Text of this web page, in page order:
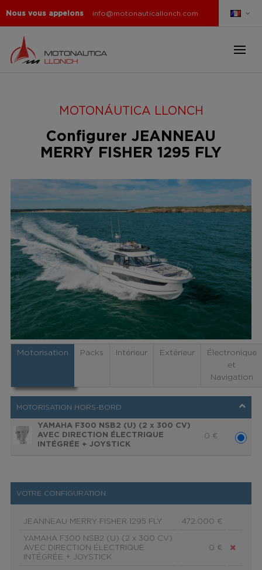
Nous vous appelons info@motonauticallonch.com
MOTONÁUTICA LLONCH
Configurer JEANNEAU
MERRY FISHER 1295 FLY
Motorisation Packs Intérieur Extérieur
Électronique
et
Navigation
MOTORISATION HORS-BORD
YAMAHA F300 NSB2 (U) (2 x 300 CV)
AVEC DIRECTION ÉLECTRIQUE
INTÉGRÉE + JOYSTICK
0 €
VOTRE CONFIGURATION
JEANNEAU MERRY FISHER 1295 FLY 472.000 €
YAMAHA F300 NSB2 (U) (2 x 300 CV)
AVEC DIRECTION ÉLECTRIQUE
INTÉGRÉE + JOYSTICK
0 €